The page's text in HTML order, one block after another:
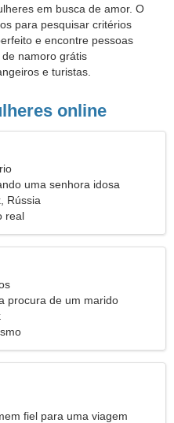
em busca de amor. O
para pesquisar critérios
e encontre pessoas
namoro grátis
e turistas.
online
uma senhora idosa
Rússia
real
procura de um marido
fiel para uma viagem